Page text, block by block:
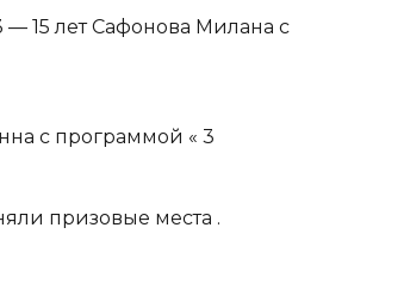
15 лет Сафонова Милана с
с программой « 3
призовые места .